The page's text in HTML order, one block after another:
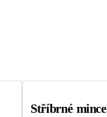
Stříbrné mince